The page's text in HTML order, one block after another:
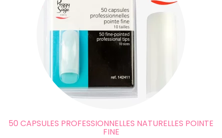
50 CAPSULES PROFESSIONNELLES NATURELLES POINTE
FINE